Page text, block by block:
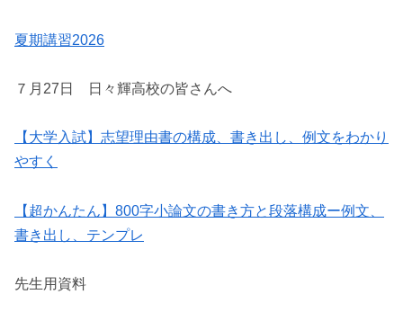
夏期講習2026
７月27日 日々輝高校の皆さんへ
【大学入試】志望理由書の構成、書き出し、例文をわかり
やすく
【超かんたん】800字小論文の書き方と段落構成ー例文、
書き出し、テンプレ
先生用資料